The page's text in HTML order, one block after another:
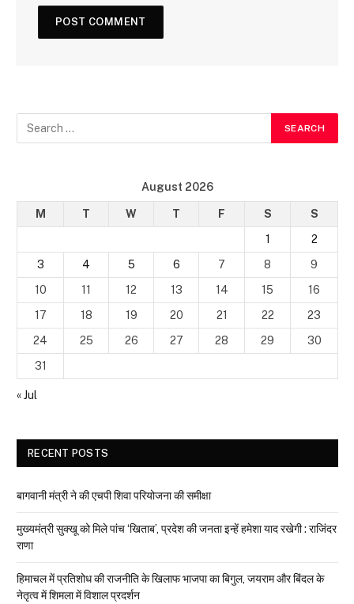
August 2026
M T W T F S
S
1
2
3
4 5 6 7 8
9
10
11 12 13 14 15
16
17
18 19 20 21 22
23
24
25 26 27 28 29
30
31
« Jul
RECENT POSTS
बागवानी मंत्री ने की एचपी शिवा परियोजना की समीक्षा
मुख्यमंत्री सुक्खू को मिले पांच ‘खिताब’, प्रदेश की जनता इन्हें हमेशा याद रखेगी : राजिंदर
राणा
हिमाचल में प्रतिशोध की राजनीति के खिलाफ भाजपा का बिगुल, जयराम और बिंदल के
नेतृत्व में शिमला में विशाल प्रदर्शन